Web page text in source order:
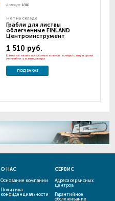
Артикул: 1818
Нет на складе
Грабли для листвы
облегченные FINLAND
Центроинструмент
1 510 руб.
Цена не является окончательной, точную цену и сроки
уточняйте у менеджера
ПОД ЗАКАЗ
О НАС
Основание компании
Политика
конфиденциальности
СЕРВИС
Адреса сервисных
центров
Гарантийное
обслуживание